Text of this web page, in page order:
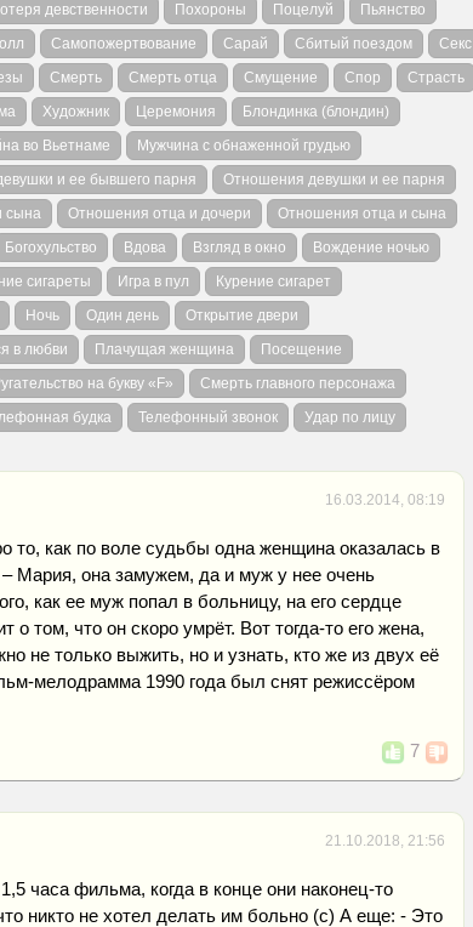
девственности Похороны Поцелуй
Пьянство
Самопожертвование Сарай Сбитый поездом
Секс
Смерть Смерть отца Смущение Спор
Страсть
Художник Церемония
Блондинка (блондин)
во Вьетнаме
Мужчина с обнаженной грудью
и ее бывшего парня
Отношения девушки и ее парня
сына Отношения отца и дочери
Отношения отца и сына
Богохульство Вдова Взгляд в окно
Вождение ночью
сигареты Игра в пул
Курение сигарет
Ночь Один день
Открытие двери
в любви Плачущая женщина
Посещение
на букву «F»
Смерть главного персонажа
будка Телефонный звонок Удар по лицу
16.03.2014, 08:19
то, как по воле судьбы одна женщина оказалась в
Мария, она замужем, да и муж у нее очень
как ее муж попал в больницу, на его сердце
о том, что он скоро умрёт. Вот тогда-то его жена,
не только выжить, но и узнать, кто же из двух её
мелодрамма 1990 года был снят режиссёром
7
21.10.2018, 21:56
часа фильма, когда в конце они наконец-то
никто не хотел делать им больно (с) А еще: - Это